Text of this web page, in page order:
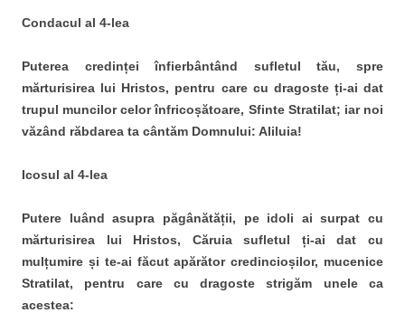
Condacul al 4-lea
Puterea credinței înfierbântând sufletul tău, spre
mărturisirea lui Hristos, pentru care cu dragoste ți-ai dat
trupul muncilor celor înfricoșătoare, Sfinte Stratilat; iar noi
văzând răbdarea ta cântăm Domnului: Aliluia!
Icosul al 4-lea
Putere luând asupra păgânătății, pe idoli ai surpat cu
mărturisirea lui Hristos, Căruia sufletul ți-ai dat cu
mulțumire și te-ai făcut apărător credincioșilor, mucenice
Stratilat, pentru care cu dragoste strigăm unele ca
acestea: